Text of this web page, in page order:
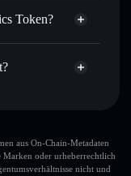
Wallets öffentlich
Schlüssel
Token?
Token
aus On-Chain-Metadaten
oder urheberrechtlich
nicht und